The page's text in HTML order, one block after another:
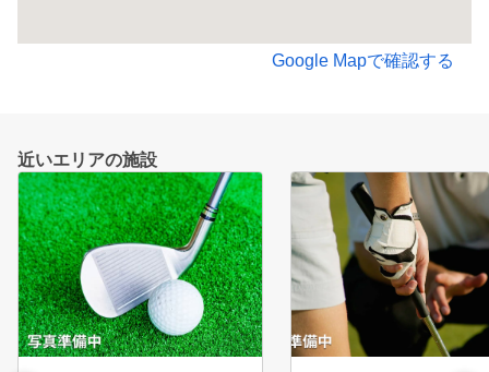
Google Mapで確認する
近いエリアの施設